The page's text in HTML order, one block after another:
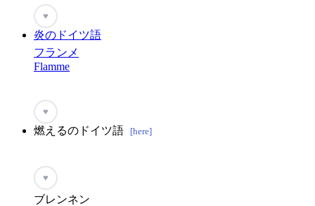
♥
炎のドイツ語
フランメ
Flamme
♥
燃えるのドイツ語 [here]
♥
ブレンネン